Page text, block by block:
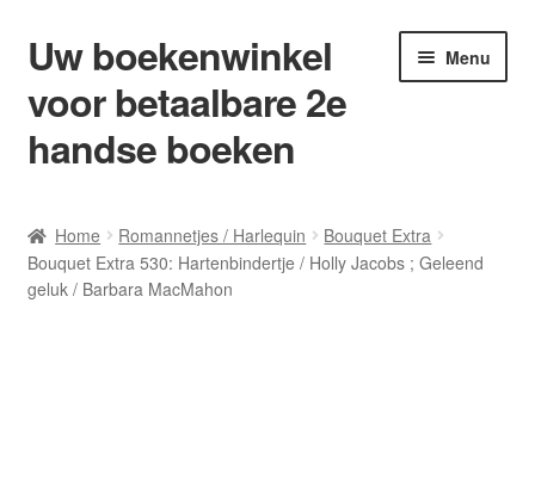
Ga
door
naar
navigatie
Ga
naar
de
inhoud
Uw boekenwinkel
voor betaalbare 2e
handse boeken
Menu
Afrekenen
Home Romannetjes / Harlequin
Bouquet Extra
Bouquet Extra 530: Hartenbindertje / Holly Jacobs ; Geleend
geluk / Barbara MacMahon